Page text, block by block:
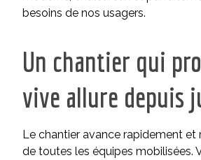
besoins de nos usagers.
Un chantier qui
vive allure depuis
Le chantier avance rapidement et
de toutes les équipes mobilisées.